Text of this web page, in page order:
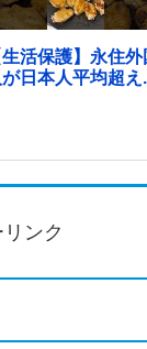
生活保護】永住外
が日本人平均超え
ンク